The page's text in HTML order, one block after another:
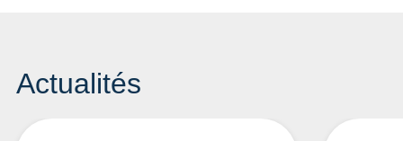
Actualités